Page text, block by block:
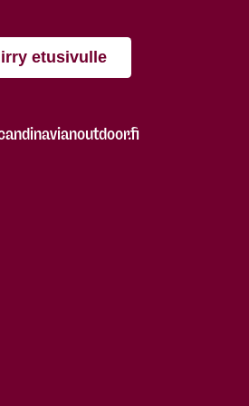
etusivulle